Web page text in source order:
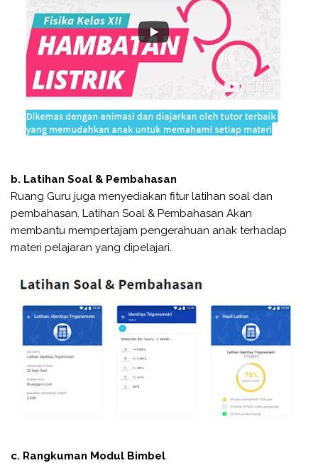
b. Latihan Soal & Pembahasan
Ruang Guru juga menyediakan fitur latihan soal dan
pembahasan. Latihan Soal & Pembahasan Akan
membantu mempertajam pengerahuan anak terhadap
materi pelajaran yang dipelajari.
c. Rangkuman Modul Bimbel